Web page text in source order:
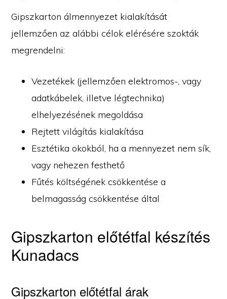
Gipszkarton álmennyezet kialakítását
jellemzően az alábbi célok elérésére szokták
megrendelni:
Vezetékek (jellemzően elektromos-, vagy
adatkábelek, illetve légtechnika)
elhelyezésének megoldása
Rejtett világítás kialakítása
Esztétika okokból, ha a mennyezet nem sík,
vagy nehezen festhető
Fűtés költségének csökkentése a
belmagasság csökkentése által
Gipszkarton előtétfal készítés
Kunadacs
Gipszkarton előtétfal árak